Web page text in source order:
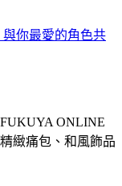
與你最愛的角色共
ONLINE
緻痛包、和風飾品